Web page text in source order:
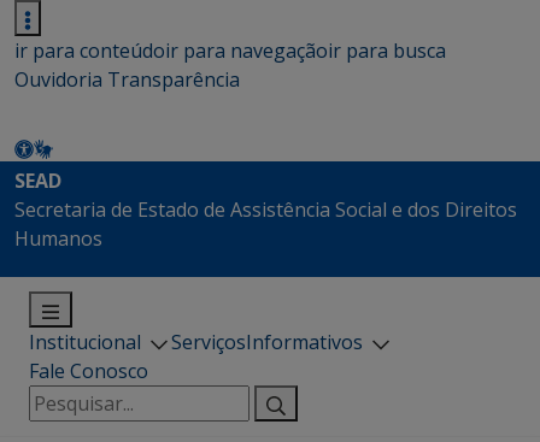
ir para conteúdoir para navegaçãoir para busca
Ouvidoria Transparência
SEAD
Secretaria de Estado de Assistência Social e dos Direitos
Humanos
Institucional ServiçosInformativos
Fale Conosco
Pesquisar
por: